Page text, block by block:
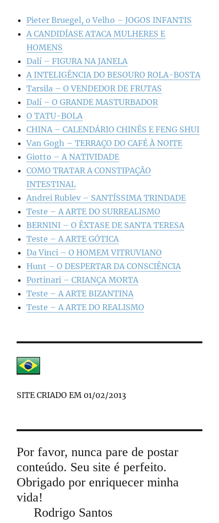
Pieter Bruegel, o Velho – JOGOS INFANTIS
A CANDIDÍASE ATACA MULHERES E
HOMENS
Dalí – FIGURA NA JANELA
A INTELIGÊNCIA DO BESOURO ROLA-BOSTA
Tarsila – O VENDEDOR DE FRUTAS
Dalí – O GRANDE MASTURBADOR
O TATU-BOLA
CHINA – CALENDÁRIO CHINÊS E FENG SHUI
Van Gogh – TERRAÇO DO CAFÉ À NOITE
Giotto – A NATIVIDADE
COMO TRATAR A CONSTIPAÇÃO
INTESTINAL
Andrei Rublev – SANTÍSSIMA TRINDADE
Teste – A ARTE DO SURREALISMO
BERNINI – O ÊXTASE DE SANTA TERESA
Teste – A ARTE GÓTICA
Da Vinci – O HOMEM VITRUVIANO
Hunt – O DESPERTAR DA CONSCIÊNCIA
Portinari – CRIANÇA MORTA
Teste – A ARTE BIZANTINA
Teste – A ARTE DO REALISMO
SITE CRIADO EM 01/02/2013
Por favor, nunca pare de postar
conteúdo. Seu site é perfeito.
Obrigado por enriquecer minha
vida!
Rodrigo Santos